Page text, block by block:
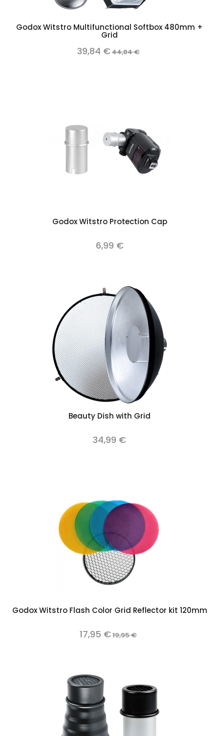
Godox Witstro Multifunctional Softbox 480mm +
Grid
39,84 €44,84 €
Godox Witstro Protection Cap
6,99 €
Beauty Dish with Grid
34,99 €
Godox Witstro Flash Color Grid Reflector kit 120mm
17,95 €19,95 €